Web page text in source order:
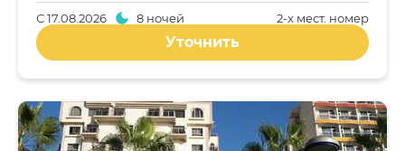
2-x мест. номер
С17.08.2026 8 ночей
Уточнить